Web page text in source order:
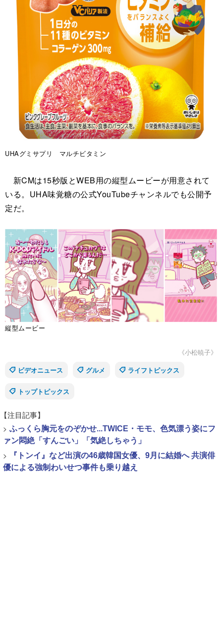
UHAグミサプリ マルチビタミン
新CMは15秒版とWEB用の縦型ムービーが用意されて
いる。UHA味覚糖の公式YouTubeチャンネルでも公開予
定だ。
縦型ムービー
《小松暁子》
ビデオニュース
グルメ ライフトピックス
トップトピックス
【注目記事】
> ふっくら胸元をのぞかせ...TWICE・モモ、色気漂う姿にフ
ァン悶絶「すんごい」「気絶しちゃう」
>
『トンイ』など出演の46歳韓国女優、9月に結婚へ 共演俳
優による強制わいせつ事件も乗り越え